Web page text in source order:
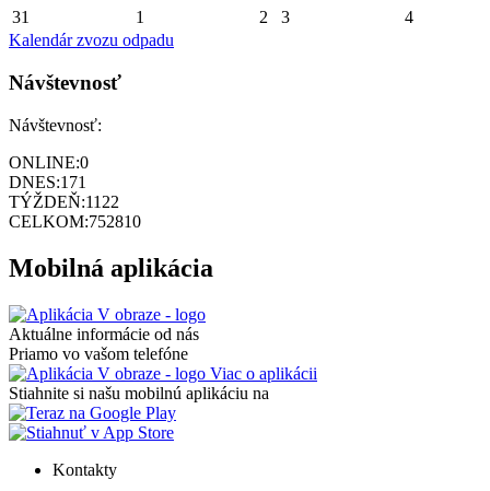
31 1 2 3
4
Kalendár zvozu odpadu
Návštevnosť
Návštevnosť:
ONLINE:0
DNES:171
TÝŽDEŇ:1122
CELKOM:752810
Mobilná aplikácia
Aktuálne informácie od nás
Priamo vo vašom telefóne
Viac o aplikácii
Stiahnite si našu mobilnú aplikáciu na
Kontakty